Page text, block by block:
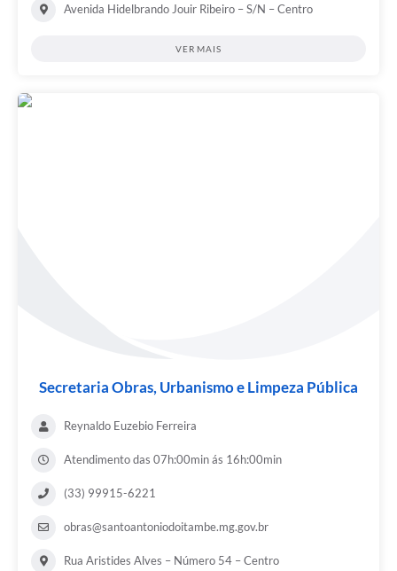
Avenida Hidelbrando Jouir Ribeiro – S/N – Centro
VER MAIS
Secretaria Obras, Urbanismo e Limpeza Pública
Reynaldo Euzebio Ferreira
Atendimento das 07h:00min ás 16h:00min
(33) 99915-6221
obras@santoantoniodoitambe.mg.gov.br
Rua Aristides Alves – Número 54 – Centro